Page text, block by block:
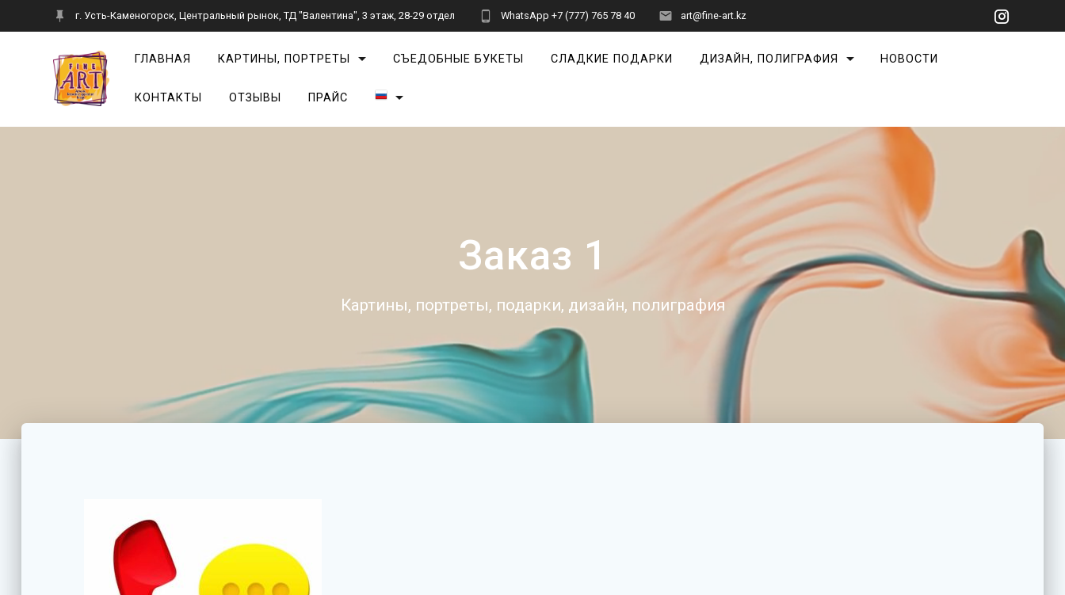
г. Усть-Каменогорск, Центральный рынок, ТД "Валентина", 3 этаж, 28-29 отдел WhatsApp +7 (777) 765 78 40 art@fine-art.kz
ГЛАВНАЯ КАРТИНЫ, ПОРТРЕТЫ СЪЕДОБНЫЕ БУКЕТЫ СЛАДКИЕ ПОДАРКИ ДИЗАЙН, ПОЛИГРАФИЯ НОВОСТИ
КОНТАКТЫ ОТЗЫВЫ ПРАЙС
Заказ 1
Картины, портреты, подарки, дизайн, полиграфия